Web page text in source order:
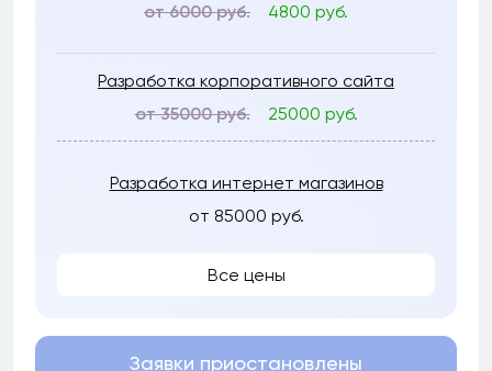
от 6000 руб.
4800 руб.
Разработка корпоративного сайта
от 35000 руб.
25000 руб.
Разработка интернет магазинов
от 85000 руб.
Все цены
Заявки приостановлены